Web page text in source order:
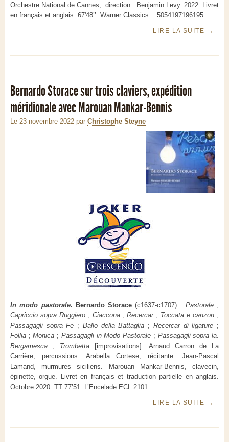
Orchestre National de Cannes, direction : Benjamin Levy. 2022. Livret
en français et anglais. 67'48’’. Warner Classics : 5054197196195
LIRE LA SUITE →
Bernardo Storace sur trois claviers, expédition
méridionale avec Marouan Mankar-Bennis
Le 23 novembre 2022 par Christophe Steyne
In modo pastorale. Bernardo Storace (c1637-c1707) : Pastorale;
Capriccio sopra Ruggiero; Ciaccona;Recercar; Toccata e canzon ;
Passagagli sopra Fe ; Ballo della Battaglia ; Recercar di ligature ;
Follia ;Monica ; Passagagli in Modo Pastorale ; Passagagli sopra la
Bergamesca ; Trombetta [improvisations]. Arnaud Carron de La
Carrière, percussions. Arabella Cortese, récitante. Jean-Pascal
Lamand, murmures siciliens. Marouan Mankar-Bennis, clavecin,
épinette, orgue. Livret en français et traduction partielle en anglais.
Octobre 2020. TT 77’51. L’Encelade ECL 2101
LIRE LA SUITE →